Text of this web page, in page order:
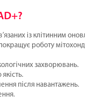
із клітинним
роботу
захворювань.
після навантажень.